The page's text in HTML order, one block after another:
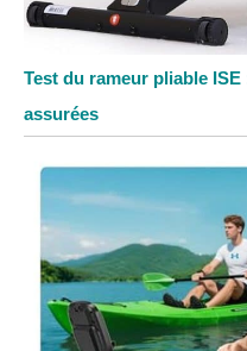
Test du rameur pliable
assurées